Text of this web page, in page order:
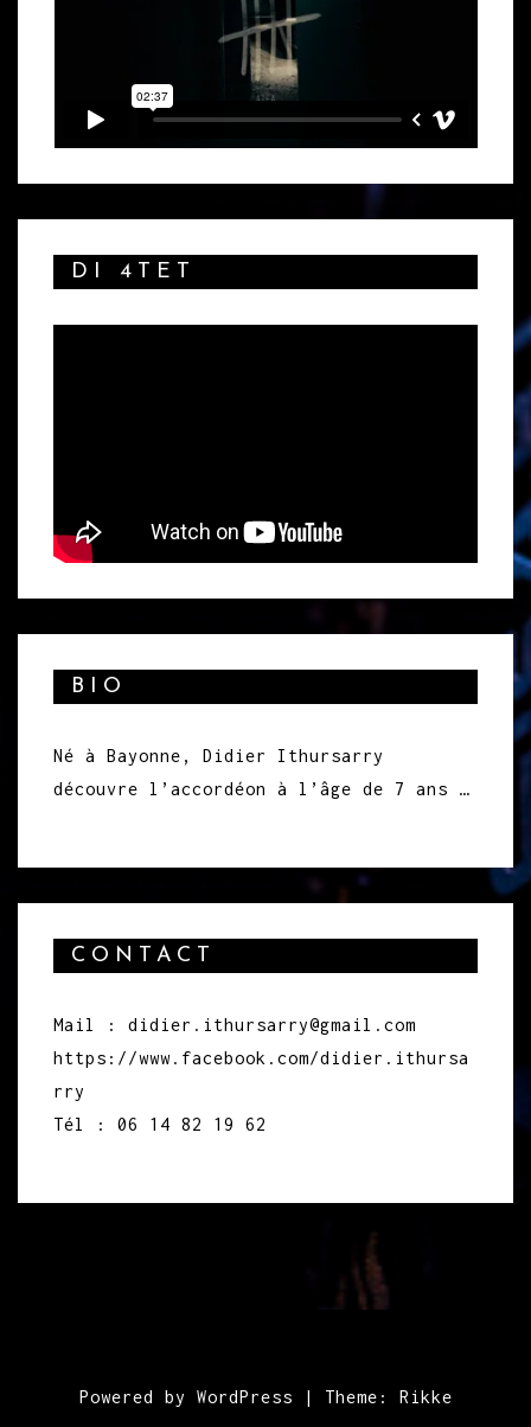
DI 4TET
BIO
Né à Bayonne, Didier Ithursarry
découvre l’accordéon à l’âge de 7 ans …
CONTACT
Mail : didier.ithursarry@gmail.com
https://www.facebook.com/didier.ithursa
rry
Tél : 06 14 82 19 62
Powered by WordPress Theme: Rikke